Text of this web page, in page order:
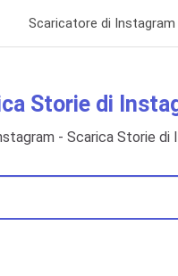
Scaricatore di Instagram
Storie di
- Scarica Storie